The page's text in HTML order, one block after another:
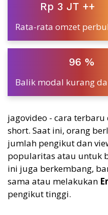
Rp 3 JT ++
Rata-rata omzet
96 %
Balik modal kurang
jagovideo - cara
short. Saat ini, orang
jumlah pengikut dan
popularitas atau untuk
ini juga berkembang,
sama atau melakukan
pengikut tinggi.